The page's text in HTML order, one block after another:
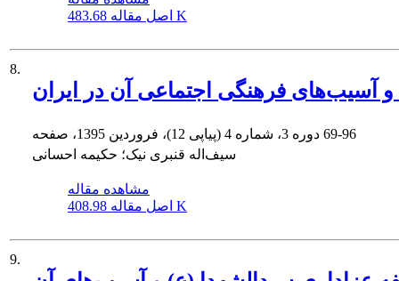
اصل مقاله 483.68 K
8.
و آسیب‌های فرهنگی اجتماعی آن در ایران
69-96
سیف‌اله قنبری نیک؛ حکیمه احسانی
مشاهده مقاله
اصل مقاله 408.98 K
9.